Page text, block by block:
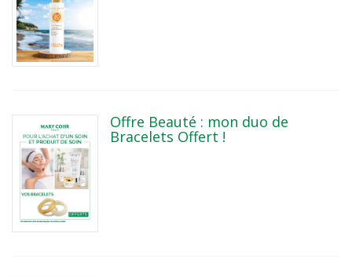
Offre Beauté : mon duo de
Bracelets Offert !